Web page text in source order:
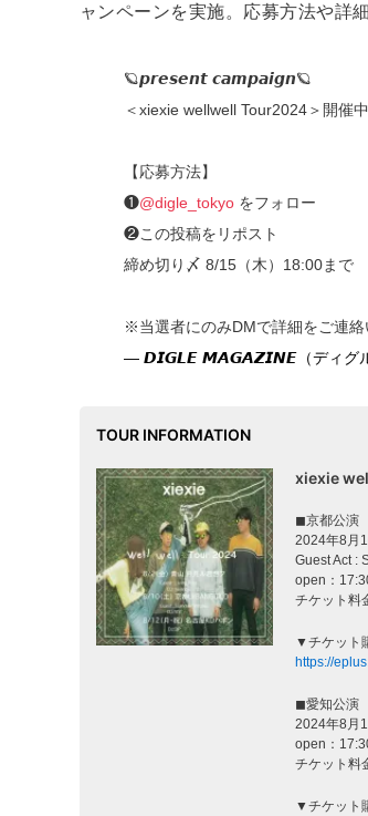
ャンペーンを実施。応募方法や詳
🪐𝙥𝙧𝙚𝙨𝙚𝙣𝙩 𝙘𝙖𝙢𝙥𝙖𝙞𝙜𝙣🪐
＜xiexie wellwell Tour2024＞開催
【応募方法】
❶@digle_tokyo をフォロー
❷この投稿をリポスト
締め切り〆 8/15（木）18:00まで
※当選者にのみDMで詳細をご連絡
— 𝘿𝙄𝙂𝙇𝙀 𝙈𝘼𝙂𝘼𝙕𝙄𝙉𝙀（ディグル
TOUR INFORMATION
xiexie
◼︎京都公演
2024年8月
Guest Act :
open：
チケット料
▼チケット
https://
◼︎愛知公演
2024年8月
open：
チケット料
▼チケット